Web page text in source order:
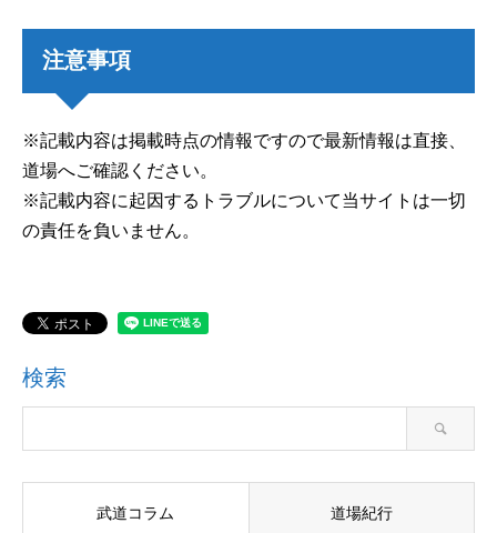
注意事項
※記載内容は掲載時点の情報ですので最新情報は直接、
道場へご確認ください。
※記載内容に起因するトラブルについて当サイトは一切
の責任を負いません。
検索
武道コラム 道場紀行